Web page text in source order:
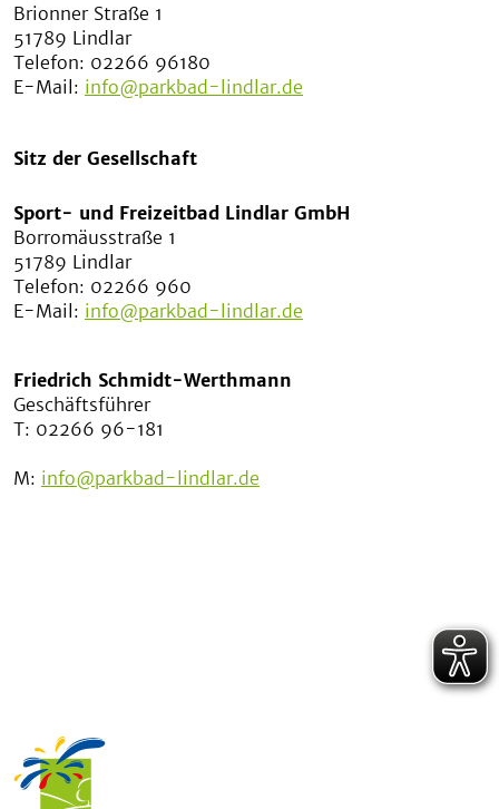
Brionner Straße 1
51789 Lindlar
Telefon: 02266 96180
E-Mail: info@parkbad-lindlar.de
Sitz der Gesellschaft
Sport- und Freizeitbad Lindlar GmbH
Borromäusstraße 1
51789 Lindlar
Telefon: 02266 960
E-Mail: info@parkbad-lindlar.de
Friedrich Schmidt-Werthmann
Geschäftsführer
T: 02266 96-181
M: info@parkbad-lindlar.de